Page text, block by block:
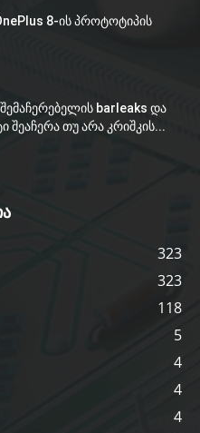
8-ის პროტოტიპის
barleaks და
შეაჩერა თუ არა კრიშკის...
323
323
118
5
4
4
4